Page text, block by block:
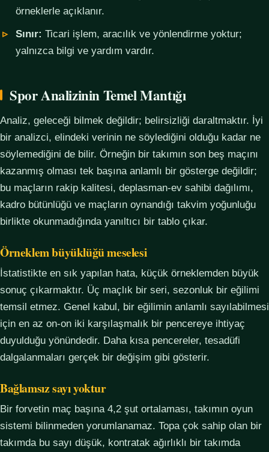
örneklerle açıklanır.
Sınır: Ticari işlem, aracılık ve yönlendirme yoktur;
yalnızca bilgi ve yardım vardır.
Spor Analizinin Temel Mantığı
Analiz, geleceği bilmek değildir; belirsizliği daraltmaktır. İyi
bir analizci, elindeki verinin ne söylediğini olduğu kadar ne
söylemediğini de bilir. Örneğin bir takımın son beş maçını
kazanmış olması tek başına anlamlı bir gösterge değildir;
bu maçların rakip kalitesi, deplasman-ev sahibi dağılımı,
kadro bütünlüğü ve maçların oynandığı takvim yoğunluğu
birlikte okunmadığında yanıltıcı bir tablo çıkar.
Örneklem büyüklüğü meselesi
İstatistikte en sık yapılan hata, küçük örneklemden büyük
sonuç çıkarmaktır. Üç maçlık bir seri, sezonluk bir eğilimi
temsil etmez. Genel kabul, bir eğilimin anlamlı sayılabilmesi
için en az on-on iki karşılaşmalık bir pencereye ihtiyaç
duyulduğu yönündedir. Daha kısa pencereler, tesadüfi
dalgalanmaları gerçek bir değişim gibi gösterir.
Bağlamsız sayı yoktur
Bir forvetin maç başına 4,2 şut ortalaması, takımın oyun
sistemi bilinmeden yorumlanamaz. Topa çok sahip olan bir
takımda bu sayı düşük, kontratak ağırlıklı bir takımda